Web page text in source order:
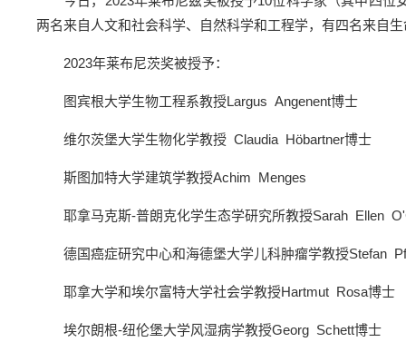
两名来自人文和社会科学、自然科学和工程学，有四名来自
2023年莱布尼茨奖被授予：
图宾根大学生物工程系教授Largus Angenent博士
维尔茨堡大学生物化学教授 Claudia Höbartner博士
斯图加特大学建筑学教授Achim Menges
耶拿马克斯-普朗克化学生态学研究所教授Sarah Ellen
德国癌症研究中心和海德堡大学儿科肿瘤学教授Stefan
耶拿大学和埃尔富特大学社会学教授Hartmut Rosa博士
埃尔朗根-纽伦堡大学风湿病学教授Georg Schett博士